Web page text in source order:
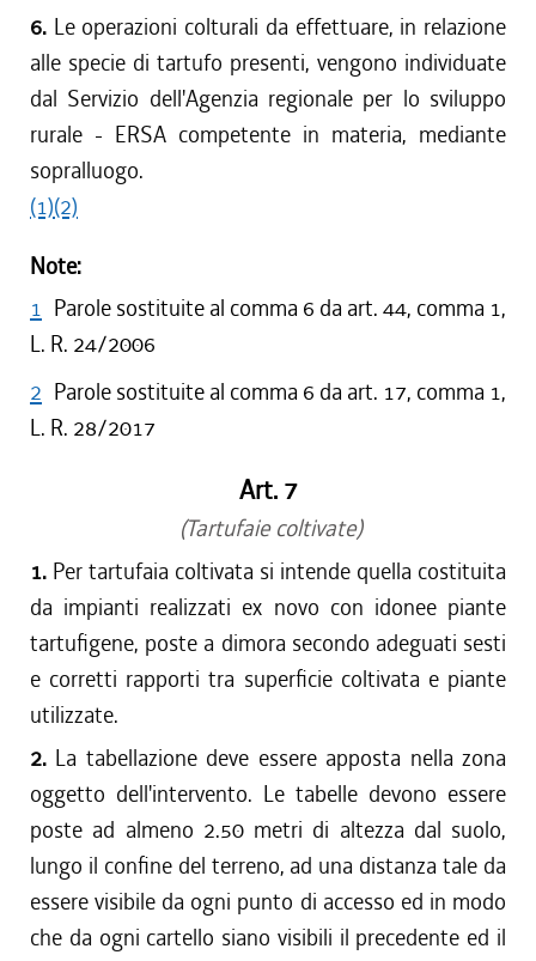
6. Le operazioni colturali da effettuare, in relazione
alle specie di tartufo presenti, vengono individuate
dal Servizio dell'Agenzia regionale per lo sviluppo
rurale - ERSA competente in materia, mediante
sopralluogo.
(1)(2)
Note:
1 Parole sostituite al comma 6 da art. 44, comma 1,
L. R. 24/2006
2 Parole sostituite al comma 6 da art. 17, comma 1,
L. R. 28/2017
Art. 7
(Tartufaie coltivate)
1. Per tartufaia coltivata si intende quella costituita
da impianti realizzati ex novo con idonee piante
tartufigene, poste a dimora secondo adeguati sesti
e corretti rapporti tra superficie coltivata e piante
utilizzate.
2. La tabellazione deve essere apposta nella zona
oggetto dell'intervento. Le tabelle devono essere
poste ad almeno 2.50 metri di altezza dal suolo,
lungo il confine del terreno, ad una distanza tale da
essere visibile da ogni punto di accesso ed in modo
che da ogni cartello siano visibili il precedente ed il